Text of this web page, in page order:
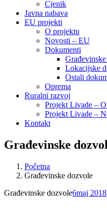
Cjenik
Javna nabava
EU projekti
O projektu
Novosti – EU
Dokumenti
Lokacijske
Ostali
Oprema
Ruralni razvoj
Projekt Livade –
Projekt Livade –
Kontakt
Građevinske
Početna
Građevinske dozvole
Građevinske dozvole6maj 2018